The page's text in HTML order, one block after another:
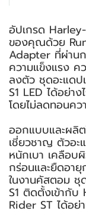
อัปเกรด
ของคุณด้วย
Adapter ที่ผ่าน
ความแข็งแรง ค
ลงตัว ชุดอะแดป
S1 LED ได้อย่า
โดยไม่ลดทอนคว
ออกแบบและผลิ
เชี่ยวชาญ ตัวอะ
หนักเบา เคลือบ
กร่อนและยืดอายุ
ในงานคัสตอม ชุ
S1 ติดตั้งเข้ากั
Rider ST ได้อย่